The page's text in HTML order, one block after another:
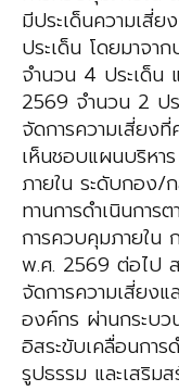
มีประเด็นความเสี่ยง
ประเด็น โดยมาจา
จำนวน 4 ประเด็น
2569 จำนวน 2 ป
จัดการความเสี่ยง
เห็นชอบแผนบริหาร
ภายใน ระดับกอง/
ทานการดำเนินการ
การควบคุมภายใน
พ.ศ. 2569 ต่อไป
จัดการความเสี่ยง
องค์กร ผ่านกระบว
อิสระขับเคลื่อนกา
รูปธรรม และเสริ